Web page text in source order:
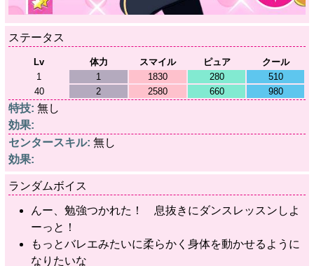
ステータス
Lv 体力 スマイル ピュア
クール
1
1 1830 280
510
40
2 2580 660 980
特技: 無し
効果:
センタースキル: 無し
効果:
ランダムボイス
んー、勉強つかれた！ 息抜きにダンスレッスンしよ
ーっと！
もっとバレエみたいに柔らかく身体を動かせるように
なりたいな